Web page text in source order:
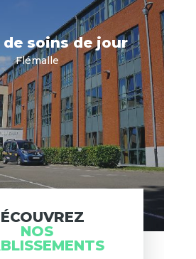
de soins de jour
Flémalle
NOS